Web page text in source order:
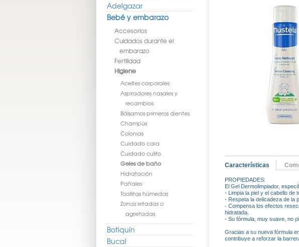
Adelgazar
Bebé y embarazo
Accesorios
Cuidados durante el
embarazo
Fertilidad
Higiene
Aceites corporales
Aspiradores nasales y
recambios
Bálsamos primeros dientes
Champús
Colonias
Cuidado cara
Cuidado culito
Geles de baño
Hidratación
Pañales
Toallitas húmedas
Zonas irritadas o
agrietadas
Botiquín
Bucal
Características
PROPIEDADES:
El Gel Dermolimpiador,
- Limpia la piel y el cabello de
- Respeta la delicadeza de la
- Compensa los efectos
hidratada.
- Su fórmula, muy suave, no
Gracias a su nueva fórmula
contribuye a reforzar la